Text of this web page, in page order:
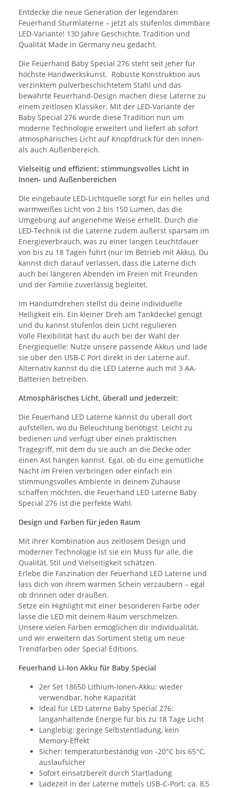
Entdecke die neue Generation der legendären
Feuerhand Sturmlaterne – jetzt als stufenlos dimmbare
LED-Variante! 130 Jahre Geschichte, Tradition und
Qualität Made in Germany neu gedacht.
Die Feuerhand Baby Special 276 steht seit jeher für
höchste Handwerkskunst. Robuste Konstruktion aus
verzinktem pulverbeschichtetem Stahl und das
bewährte Feuerhand-Design machen diese Laterne zu
einem zeitlosen Klassiker. Mit der LED-Variante der
Baby Special 276 wurde diese Tradition nun um
moderne Technologie erweitert und liefert ab sofort
atmosphärisches Licht auf Knopfdruck für den Innen-
als auch Außenbereich.
Vielseitig und effizient: stimmungsvolles Licht in
Innen- und Außenbereichen
Die eingebaute LED-Lichtquelle sorgt für ein helles und
warmweißes Licht von 2 bis 150 Lumen, das die
Umgebung auf angenehme Weise erhellt. Durch die
LED-Technik ist die Laterne zudem äußerst sparsam im
Energieverbrauch, was zu einer langen Leuchtdauer
von bis zu 18 Tagen führt (nur im Betrieb mit Akku). Du
kannst dich darauf verlassen, dass die Laterne dich
auch bei längeren Abenden im Freien mit Freunden
und der Familie zuverlässig begleitet.
Im Handumdrehen stellst du deine individuelle
Helligkeit ein. Ein kleiner Dreh am Tankdeckel genügt
und du kannst stufenlos dein Licht regulieren
Volle Flexibilität hast du auch bei der Wahl der
Energiequelle: Nutze unsere passende Akkus und lade
sie über den USB-C Port direkt in der Laterne auf.
Alternativ kannst du die LED Laterne auch mit 3 AA-
Batterien betreiben.
Atmosphärisches Licht, überall und jederzeit:
Die Feuerhand LED Laterne kannst du überall dort
aufstellen, wo du Beleuchtung benötigst. Leicht zu
bedienen und verfügt über einen praktischen
Tragegriff, mit dem du sie auch an die Decke oder
einen Ast hängen kannst. Egal, ob du eine gemütliche
Nacht im Freien verbringen oder einfach ein
stimmungsvolles Ambiente in deinem Zuhause
schaffen möchten, die Feuerhand LED Laterne Baby
Special 276 ist die perfekte Wahl.
Design und Farben für jeden Raum
Mit ihrer Kombination aus zeitlosem Design und
moderner Technologie ist sie ein Muss für alle, die
Qualität, Stil und Vielseitigkeit schätzen.
Erlebe die Faszination der Feuerhand LED Laterne und
lass dich von ihrem warmen Schein verzaubern – egal
ob drinnen oder draußen.
Setze ein Highlight mit einer besonderen Farbe oder
lasse die LED mit deinem Raum verschmelzen.
Unsere vielen Farben ermöglichen dir Individualität,
und wir erweitern das Sortiment stetig um neue
Trendfarben oder Special Editions.
Feuerhand Li-Ion Akku für Baby Special
2er Set 18650 Lithium-Ionen-Akku: wieder
verwendbar, hohe Kapazität
Ideal für LED Laterne Baby Special 276:
langanhaltende Energie für bis zu 18 Tage Licht
Langlebig: geringe Selbstentladung, kein
Memory-Effekt
Sicher: temperaturbeständig von -20°C bis 65°C,
auslaufsicher
Sofort einsatzbereit durch Startladung
Ladezeit in der Laterne mittels USB-C-Port: ca. 8,5